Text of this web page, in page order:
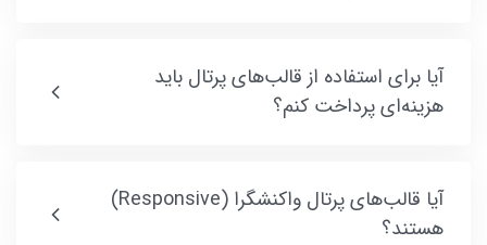
آیا برای استفاده از قالب‌های پرتال باید
هزینه‌ای پرداخت کنم؟
آیا قالب‌های پرتال واکنشگرا (Responsive)
هستند؟